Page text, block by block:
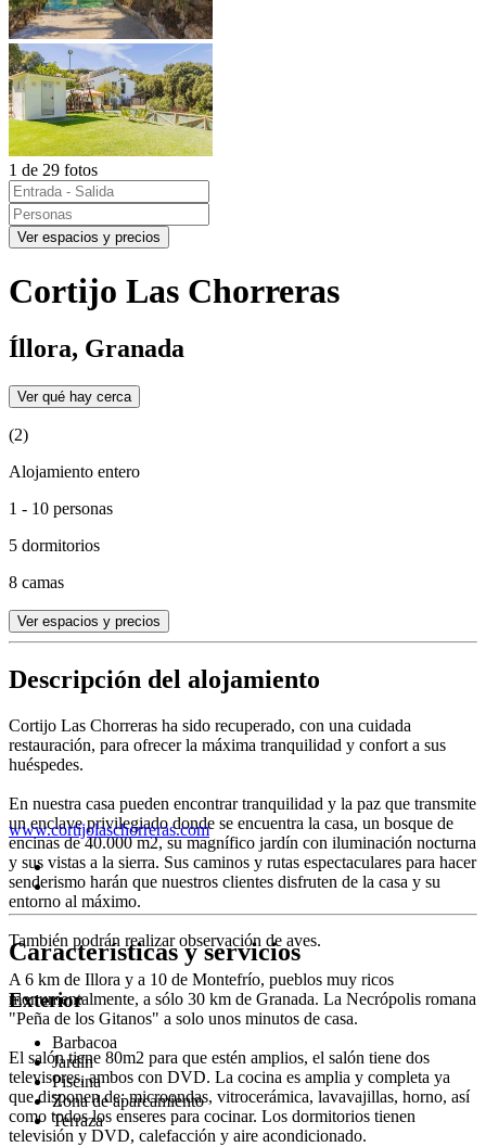
1 de 29 fotos
Ver espacios y precios
Cortijo Las Chorreras
Íllora, Granada
Ver qué hay cerca
(2)
Alojamiento entero
1 - 10 personas
5 dormitorios
8 camas
Ver espacios y precios
Descripción del alojamiento
Cortijo Las Chorreras ha sido recuperado, con una cuidada
restauración, para ofrecer la máxima tranquilidad y confort a sus
huéspedes.
En nuestra casa pueden encontrar tranquilidad y la paz que transmite
un enclave privilegiado donde se encuentra la casa, un bosque de
encinas de 40.000 m2, su magnífico jardín con iluminación nocturna
y sus vistas a la sierra. Sus caminos y rutas espectaculares para hacer
senderismo harán que nuestros clientes disfruten de la casa y su
entorno al máximo.
También podrán realizar observación de aves.
A 6 km de Illora y a 10 de Montefrío, pueblos muy ricos
monumentalmente, a sólo 30 km de Granada. La Necrópolis romana
"Peña de los Gitanos" a solo unos minutos de casa.
El salón tiene 80m2 para que estén amplios, el salón tiene dos
televisores, ambos con DVD. La cocina es amplia y completa ya
que disponen de: microondas, vitrocerámica, lavavajillas, horno, así
como todos los enseres para cocinar. Los dormitorios tienen
televisión y DVD, calefacción y aire acondicionado.
www.cortijolaschorreras.com
Características y servicios
Exterior
Barbacoa
Jardín
Piscina
Zona de aparcamiento
Terraza